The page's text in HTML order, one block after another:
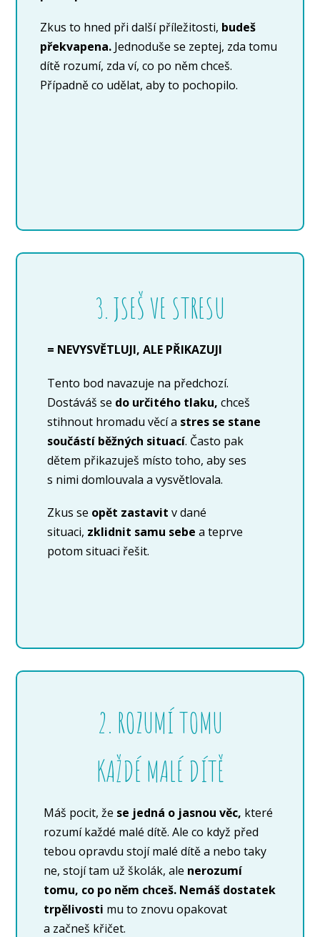
Zkus to hned při další příležitosti, budeš
překvapena. Jednoduše se zeptej, zda tomu
dítě rozumí, zda ví, co po něm chceš.
Případně co udělat, aby to pochopilo.
3. JSEŠ VE STRESU
= NEVYSVĚTLUJI, ALE PŘIKAZUJI
Tento bod navazuje na předchozí.
Dostáváš se do určitého tlaku, chceš
stihnout hromadu věcí a stres se stane
součástí běžných situací. Často pak
dětem přikazuješ místo toho, aby ses
s nimi domlouvala a vysvětlovala.
Zkus se opět zastavit v dané
situaci, zklidnit samu sebe a teprve
potom situaci řešit.
2. ROZUMÍ TOMU
KAŽDÉ MALÉ DÍTĚ
Máš pocit, že se jedná o jasnou věc, které
rozumí každé malé dítě. Ale co když před
tebou opravdu stojí malé dítě a nebo taky
ne, stojí tam už školák, ale nerozumí
tomu, co po něm chceš. Nemáš dostatek
trpělivosti mu to znovu opakovat
a začneš křičet.